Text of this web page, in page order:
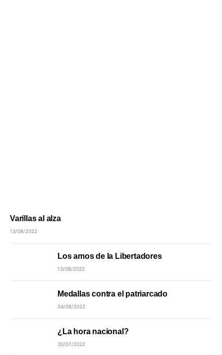
Varillas al alza
13/08/2022
Los amos de la Libertadores
13/08/2022
Medallas contra el patriarcado
04/08/2022
¿La hora nacional?
30/07/2022